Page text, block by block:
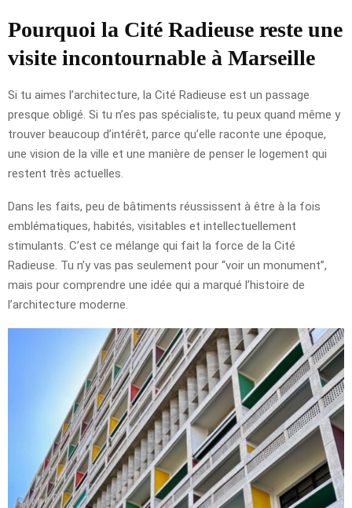
Pourquoi la Cité Radieuse reste une
visite incontournable à Marseille
Si tu aimes l’architecture, la Cité Radieuse est un passage
presque obligé. Si tu n’es pas spécialiste, tu peux quand même y
trouver beaucoup d’intérêt, parce qu’elle raconte une époque,
une vision de la ville et une manière de penser le logement qui
restent très actuelles.
Dans les faits, peu de bâtiments réussissent à être à la fois
emblématiques, habités, visitables et intellectuellement
stimulants. C’est ce mélange qui fait la force de la Cité
Radieuse. Tu n’y vas pas seulement pour “voir un monument”,
mais pour comprendre une idée qui a marqué l’histoire de
l’architecture moderne.